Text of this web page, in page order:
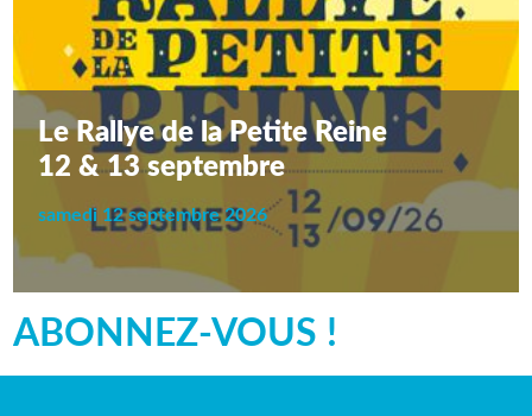
Le Rallye de la Petite Reine
12 & 13 septembre
samedi 12 septembre 2026
ABONNEZ-VOUS !